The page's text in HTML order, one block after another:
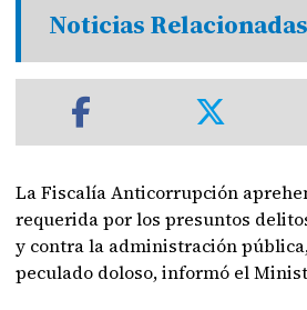
Noticias Relacionadas
La Fiscalía Anticorrupción
requerida por los presuntos
y contra la administración
peculado doloso, informó el